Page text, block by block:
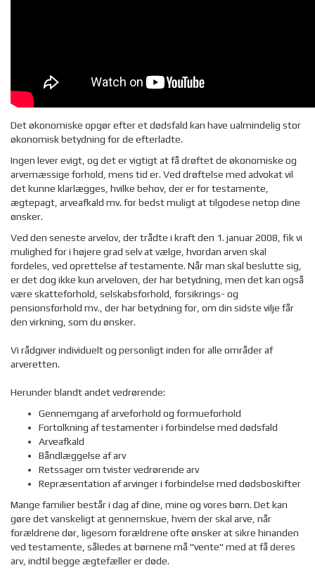
Det økonomiske opgør efter et dødsfald kan have ualmindelig stor
økonomisk betydning for de efterladte.
Ingen lever evigt, og det er vigtigt at få drøftet de økonomiske og
arvemæssige forhold, mens tid er. Ved drøftelse med advokat vil
det kunne klarlægges, hvilke behov, der er for testamente,
ægtepagt, arveafkald mv. for bedst muligt at tilgodese netop dine
ønsker.
Ved den seneste arvelov, der trådte i kraft den 1. januar 2008, fik vi
mulighed for i højere grad selv at vælge, hvordan arven skal
fordeles, ved oprettelse af testamente. Når man skal beslutte sig,
er det dog ikke kun arveloven, der har betydning, men det kan også
være skatteforhold, selskabsforhold, forsikrings- og
pensionsforhold mv., der har betydning for, om din sidste vilje får
den virkning, som du ønsker.
Vi rådgiver individuelt og personligt inden for alle områder af
arveretten.
Herunder blandt andet vedrørende:
Gennemgang af arveforhold og formueforhold
Fortolkning af testamenter i forbindelse med dødsfald
Arveafkald
Båndlæggelse af arv
Retssager om tvister vedrørende arv
Repræsentation af arvinger i forbindelse med dødsboskifter
Mange familier består i dag af dine, mine og vores børn. Det kan
gøre det vanskeligt at gennemskue, hvem der skal arve, når
forældrene dør, ligesom forældrene ofte ønsker at sikre hinanden
ved testamente, således at børnene må "vente" med at få deres
arv, indtil begge ægtefæller er døde.